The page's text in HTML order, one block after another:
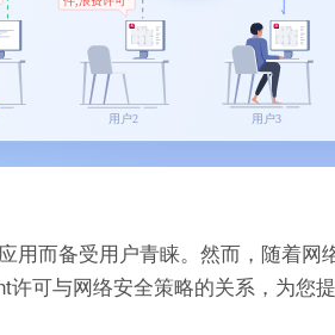
而备受用户青睐。然而，随着网
可与网络安全策略的关系，为您